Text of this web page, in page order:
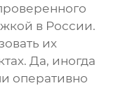
в России.
их
Да, иногда
оперативно